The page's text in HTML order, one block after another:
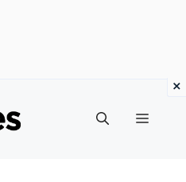
Menu